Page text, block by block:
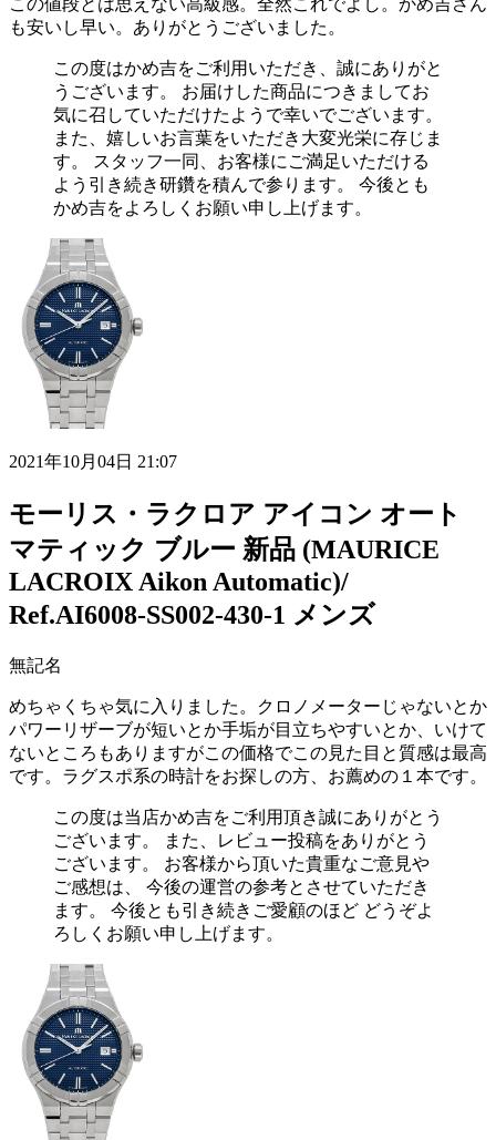
この値段とは思えない高級感。全然これでよし。かめ吉さん
も安いし早い。ありがとうございました。
この度はかめ吉をご利用いただき、誠にありがと
うございます。 お届けした商品につきましてお
気に召していただけたようで幸いでございます。
また、嬉しいお言葉をいただき大変光栄に存じま
す。 スタッフ一同、お客様にご満足いただける
よう引き続き研鑽を積んで参ります。 今後とも
かめ吉をよろしくお願い申し上げます。
2021年10月04日 21:07
モーリス・ラクロア アイコン オート
マティック ブルー 新品 (MAURICE
LACROIX Aikon Automatic)/
Ref.AI6008-SS002-430-1 メンズ
無記名
めちゃくちゃ気に入りました。クロノメーターじゃないとか
パワーリザーブが短いとか手垢が目立ちやすいとか、いけて
ないところもありますがこの価格でこの見た目と質感は最高
です。ラグスポ系の時計をお探しの方、お薦めの１本です。
この度は当店かめ吉をご利用頂き誠にありがとう
ございます。 また、レビュー投稿をありがとう
ございます。 お客様から頂いた貴重なご意見や
ご感想は、 今後の運営の参考とさせていただき
ます。 今後とも引き続きご愛顧のほど どうぞよ
ろしくお願い申し上げます。